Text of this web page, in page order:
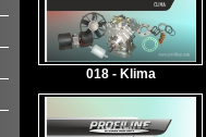
018 - Klima